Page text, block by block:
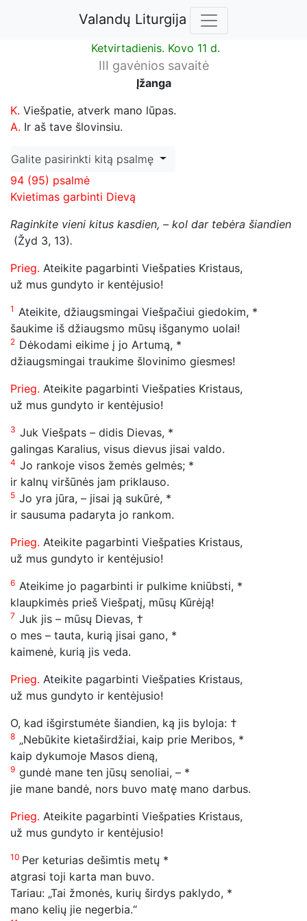
Valandų Liturgija
Ketvirtadienis. Kovo 11 d.
III gavėnios savaitė
Įžanga
K. Viešpatie, atverk mano lūpas.
A. Ir aš tave šlovinsiu.
Galite pasirinkti kitą psalmę
94 (95) psalmė
Kvietimas garbinti Dievą
Raginkite vieni kitus kasdien, – kol dar tebėra šiandien
(Žyd 3, 13).
Prieg. Ateikite pagarbinti Viešpaties Kristaus,
už mus gundyto ir kentėjusio!
1 Ateikite, džiaugsmingai Viešpačiui giedokim, *
šaukime iš džiaugsmo mūsų išganymo uolai!
2 Dėkodami eikime į jo Artumą, *
džiaugsmingai traukime šlovinimo giesmes!
Prieg. Ateikite pagarbinti Viešpaties Kristaus,
už mus gundyto ir kentėjusio!
3 Juk Viešpats – didis Dievas, *
galingas Karalius, visus dievus jisai valdo.
4 Jo rankoje visos žemės gelmės; *
ir kalnų viršūnės jam priklauso.
5 Jo yra jūra, – jisai ją sukūrė, *
ir sausuma padaryta jo rankom.
Prieg. Ateikite pagarbinti Viešpaties Kristaus,
už mus gundyto ir kentėjusio!
6 Ateikime jo pagarbinti ir pulkime kniūbsti, *
klaupkimės prieš Viešpatį, mūsų Kūrėją!
7 Juk jis – mūsų Dievas, †
o mes – tauta, kurią jisai gano, *
kaimenė, kurią jis veda.
Prieg. Ateikite pagarbinti Viešpaties Kristaus,
už mus gundyto ir kentėjusio!
O, kad išgirstumėte šiandien, ką jis byloja: †
8 „Nebūkite kietaširdžiai, kaip prie Meribos, *
kaip dykumoje Masos dieną,
9 gundė mane ten jūsų senoliai, – *
jie mane bandė, nors buvo matę mano darbus.
Prieg. Ateikite pagarbinti Viešpaties Kristaus,
už mus gundyto ir kentėjusio!
10 Per keturias dešimtis metų *
atgrasi toji karta man buvo.
Tariau: „Tai žmonės, kurių širdys paklydo, *
mano kelių jie negerbia.“